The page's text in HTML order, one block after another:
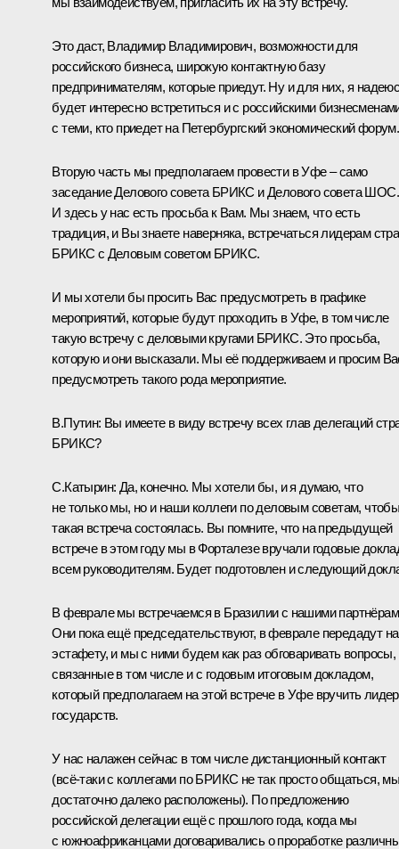
Это даст, Владимир Владимирович, возможности для
российского бизнеса, широкую контактную базу
предпринимателям, которые приедут. Ну и для них, я
будет интересно встретиться и с российскими
с теми, кто приедет на Петербургский экономический форум.
Вторую часть мы предполагаем провести в Уфе – само
заседание Делового совета БРИКС и Делового совета ШОС.
И здесь у нас есть просьба к Вам. Мы знаем, что есть
традиция, и Вы знаете наверняка, встречаться лидерам
БРИКС с Деловым советом БРИКС.
И мы хотели бы просить Вас предусмотреть в графике
мероприятий, которые будут проходить в Уфе, в том числе
такую встречу с деловыми кругами БРИКС. Это просьба,
которую и они высказали. Мы её поддерживаем и просим
предусмотреть такого рода мероприятие.
В.Путин: Вы имеете в виду встречу всех глав делегаций
БРИКС?
С.Катырин: Да, конечно. Мы хотели бы, и я думаю, что
не только мы, но и наши коллеги по деловым советам,
такая встреча состоялась. Вы помните, что на предыдущей
встречев этом году мы в Форталезе вручали годовые
всем руководителям. Будет подготовлен и следующий
В феврале мы встречаемся в Бразилии с нашими
Они пока ещё председательствуют, в феврале передадут
эстафету, и мы с ними будем как раз обговаривать вопросы,
связанные в том числе и с годовым итоговым докладом,
который предполагаем на этой встрече в Уфе вручить
государств.
У нас налажен сейчас в том числе дистанционный контакт
(всё‑таки с коллегами по БРИКС не так просто общаться,
достаточно далеко расположены). По предложению
российской делегации ещё с прошлого года, когда мы
с южноафриканцами договаривались о проработке